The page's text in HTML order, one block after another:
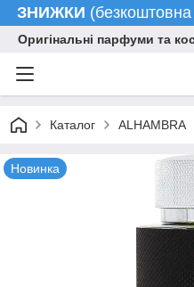
ЗНИЖКИ
Оригінальні парфуми та
Каталог ALHAMBRA
Новинка